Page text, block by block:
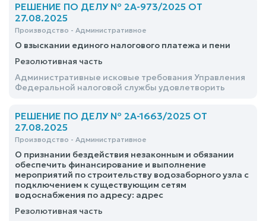
РЕШЕНИЕ ПО ДЕЛУ № 2А-973/2025 ОТ
27.08.2025
Производство - Административное
О взыскании единого налогового платежа и пени
Резолютивная часть
Административные исковые требования Управления
Федеральной налоговой службы удовлетворить
РЕШЕНИЕ ПО ДЕЛУ № 2А-1663/2025 ОТ
27.08.2025
Производство - Административное
О признании бездействия незаконным и обязании
обеспечить финансирование и выполнение
мероприятий по строительству водозаборного узла с
подключением к существующим сетям
водоснабжения по адресу: адрес
Резолютивная часть